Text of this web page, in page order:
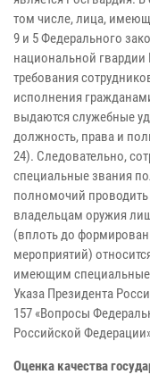
том числе, лица,
9 и 5 Федерального
национальной
требования
исполнения
выдаются служебные
должность, права и
24). Следовательно,
специальные звания
полномочий
владельцам оружия
(вплоть до
мероприятий)
имеющим специальные
Указа Президента
157 «Вопросы
Российской
Оценка качества